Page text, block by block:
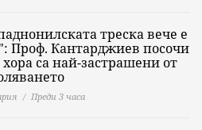
треска вече е
Проф. Кантарджиев посочи
са най-застрашени от
Преди 3 часа